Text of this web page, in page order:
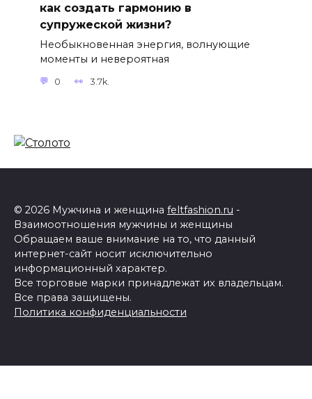
как создать гармонию в
супружеской жизни?
Необыкновенная энергия, волнующие
моменты и невероятная
0 3.7k.
© 2026 Мужчина и женщина feltfashion.ru -
Взаимоотношения мужчины и женщины
Обращаем ваше внимание на то, что данный
интернет-сайт носит исключительно
информационный характер.
Все торговые марки принадлежат их владельцам.
Все права защищены.
Политика конфиденциальности